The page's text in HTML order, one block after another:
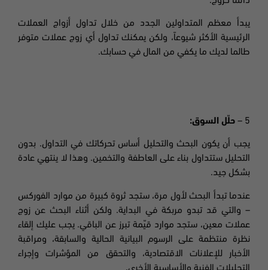
يبدأ معظم المتداولين الجدد من خلال تداول أزواج العملات
الرئيسية الأكثر شيوعاً، ولكن يمكنك تداول أي زوج عملات متوفر
طالما لديك ما يكفي من المال في حسابك.
5 – حلّل السوق:
يجب أن يكون البحث والتحليل أساس تحركاتك في التداول. بدون
التحليل ستتداول بناء على العاطفة والتخمين. وهذا لا ينتهي عادة
بشكل جيد.
عندما تبدأ البحث لأول مرة، ستجد ثروة كبيرة من موارد الفوركس
– والتي قد تبدو مربكة في البداية. ولكن أثناء البحث عن زوج
عملات معين، ستجد موارد قيّمة تبرز عن الباقي. يجب عليك إلقاء
نظرة منتظمة على الرسوم البيانية الحالية والسابقة، ومراقبة
الأخبار للإعلانات الاقتصادية، والتحقق من المؤشرات وإجراء